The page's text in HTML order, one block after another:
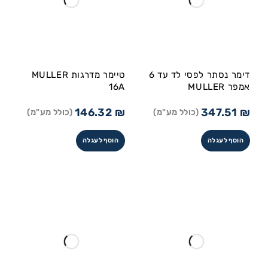
דימר נסתר לפסי לד עד 6
אמפר MULLER
347.51 ₪ (כולל מע"מ)
הוסף לעגלה
טיימר מדרגות MULLER
16A
146.32 ₪ (כולל מע"מ)
הוסף לעגלה